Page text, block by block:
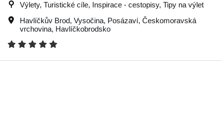
Výlety, Turistické cíle, Inspirace - cestopisy, Tipy na výlet
Havlíčkův Brod, Vysočina, Posázaví, Českomoravská
vrchovina, Havlíčkobrodsko